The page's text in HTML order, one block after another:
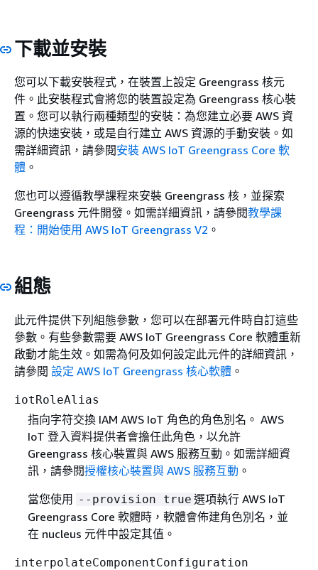
下載並安裝
您可以下載安裝程式，在裝置上設定 Greengrass 核元
件。此安裝程式會將您的裝置設定為 Greengrass 核心裝
置。您可以執行兩種類型的安裝：為您建立必要 AWS 資
源的快速安裝，或是自行建立 AWS 資源的手動安裝。如
需詳細資訊，請參閱安裝 AWS IoT Greengrass Core 軟
體 。
您也可以遵循教學課程來安裝 Greengrass 核，並探索
Greengrass 元件開發。如需詳細資訊，請參閱教學課
程：開始使用 AWS IoT Greengrass V2 。
組態
此元件提供下列組態參數，您可以在部署元件時自訂這些
參數。有些參數需要 AWS IoT Greengrass Core 軟體重新
啟動才能生效。如需為何及如何設定此元件的詳細資訊，
請參閱 設定 AWS IoT Greengrass 核心軟體 。
iotRoleAlias
指向字符交換 IAM AWS IoT 角色的角色別名。 AWS
IoT 登入資料提供者會擔任此角色，以允許
Greengrass 核心裝置與 AWS 服務互動。如需詳細資
訊，請參閱授權核心裝置與 AWS 服務互動 。
當您使用 --provision true 選項執行 AWS IoT
Greengrass Core 軟體時，軟體會佈建角色別名，並
在 nucleus 元件中設定其值。
interpolateComponentConfiguration